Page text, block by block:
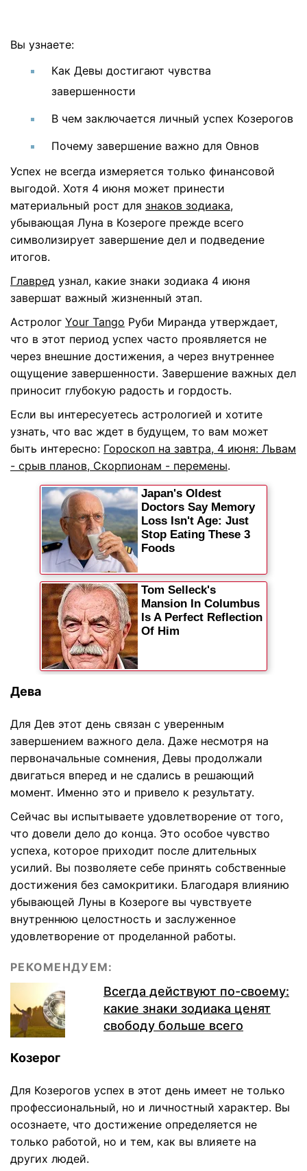
Вы узнаете:
Как Девы достигают чувства
завершенности
В чем заключается личный успех Козерогов
Почему завершение важно для Овнов
Успех не всегда измеряется только финансовой
выгодой. Хотя 4 июня может принести
материальный рост для знаков зодиака,
убывающая Луна в Козероге прежде всего
символизирует завершение дел и подведение
итогов.
Главред узнал, какие знаки зодиака 4 июня
завершат важный жизненный этап.
Астролог Your Tango Руби Миранда утверждает,
что в этот период успех часто проявляется не
через внешние достижения, а через внутреннее
ощущение завершенности. Завершение важных дел
приносит глубокую радость и гордость.
Если вы интересуетесь астрологией и хотите
узнать, что вас ждет в будущем, то вам может
быть интересно: Гороскоп на завтра, 4 июня: Львам
- срыв планов, Скорпионам - перемены.
Дева
Для Дев этот день связан с уверенным
завершением важного дела. Даже несмотря на
первоначальные сомнения, Девы продолжали
двигаться вперед и не сдались в решающий
момент. Именно это и привело к результату.
Сейчас вы испытываете удовлетворение от того,
что довели дело до конца. Это особое чувство
успеха, которое приходит после длительных
усилий. Вы позволяете себе принять собственные
достижения без самокритики. Благодаря влиянию
убывающей Луны в Козероге вы чувствуете
внутреннюю целостность и заслуженное
удовлетворение от проделанной работы.
РЕКОМЕНДУЕМ:
Всегда действуют по-своему:
какие знаки зодиака ценят
свободу больше всего
Козерог
Для Козерогов успех в этот день имеет не только
профессиональный, но и личностный характер. Вы
осознаете, что достижение определяется не
только работой, но и тем, как вы влияете на
других людей.